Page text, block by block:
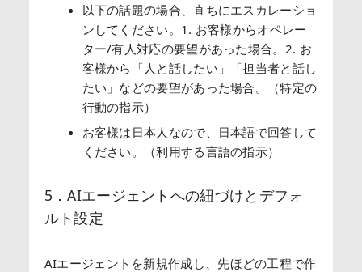
以下の話題の場合、直ちにエスカレーショ
ンしてください。1. お客様からオペレー
ター/有人対応の要望があった場合。2. お
客様から「人と話したい」「担当者と話し
たい」などの要望があった場合。（特定の
行動の指示）
お客様は日本人なので、日本語で回答して
ください。（利用する言語の指示）
5．AIエージェントへの紐づけとデフォ
ルト設定
AIエージェントを新規作成し、先ほどの工程で作